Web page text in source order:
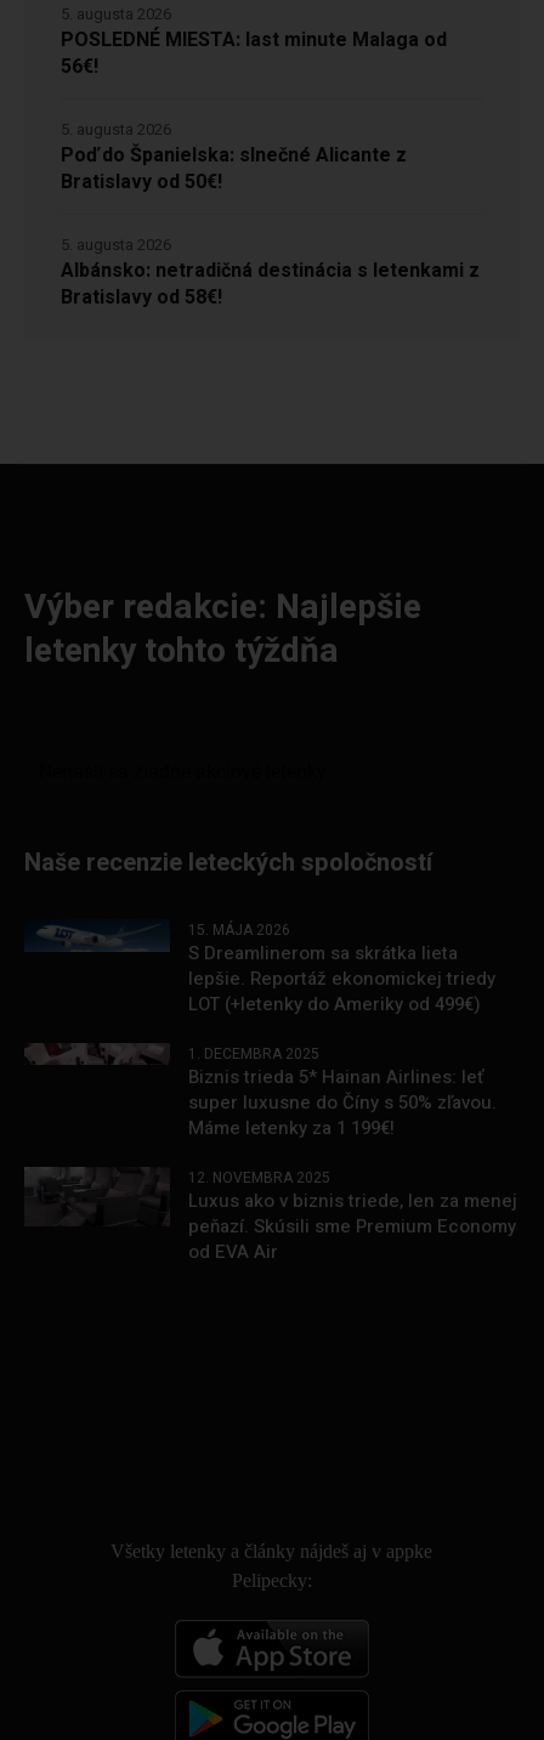
POSLEDNÉ MIESTA: last minute Malaga od
56€!
5. augusta 2026
Poď do Španielska: slnečné Alicante z
Bratislavy od 50€!
5. augusta 2026
Albánsko: netradičná destinácia s letenkami z
Bratislavy od 58€!
5. augusta 2026
Výber redakcie: Najlepšie
letenky tohto týždňa
Naše recenzie leteckých spoločností
15. MÁJA 2026
S Dreamlinerom sa skrátka lieta
lepšie. Reportáž ekonomickej triedy
LOT (+letenky do Ameriky od 499€)
1. DECEMBRA 2025
Biznis trieda 5* Hainan Airlines: leť
super luxusne do Číny s 50% zľavou.
Máme letenky za 1 199€!
12. NOVEMBRA 2025
Luxus ako v biznis triede, len za menej
peňazí. Skúsili sme Premium Economy
od EVA Air
Všetky letenky a články nájdeš aj v appke
Pelipecky: